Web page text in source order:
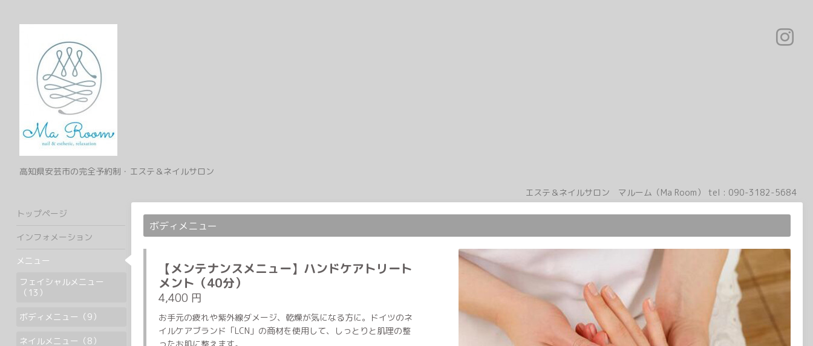
高知県安芸市の完全予約制・エステ＆ネイルサロン
エステ＆ネイルサロン マルーム（Ma Room）
tel : 090-3182-5684
ボディメニュー
【メンテナンスメニュー】ハンドケアトリート
メント（40分）
4,400 円
お手元の疲れや紫外線ダメージ、乾燥が気になる方に。ドイツのネ
イルケアブランド「LCN」の商材を使用して、しっとりと肌理の整
トップページ
インフォメーション
メニュー
フェイシャルメニュー
（13）
ボディメニュー（9）
ネイルメニュー（8）